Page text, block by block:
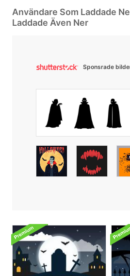
Användare Som Laddade
Laddade Även Ner
Sponsrade